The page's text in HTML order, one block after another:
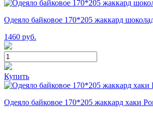
Одеяло байковое 170*205 жаккард
1460 руб.
Купить
Одеяло байковое 170*205 жаккард хаки